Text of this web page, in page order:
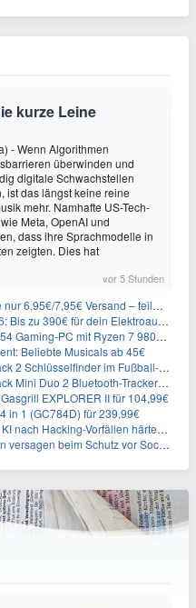
kurze Leine
- Wenn Algorithmen
überwinden und
digitale Schwachstellen
ist das längst keine reine
mehr. Namhafte US-Tech-
Meta, OpenAI und
dass ihre Sprachmodelle in
zeigten. Dies hat
vor 5 Stunden
7,95€ Versand – teilweise selbstkündigend!
für dein Elektroauto mit geld-fuer-eAuto.de
mit Ryzen 7 9800X3D und RTX 5080 für 2.599€
Beliebte Musicals ab 45€
im Fußball-Design für 10,98€
2 Bluetooth-Tracker 4er-Pack für 28,99€
EXPLORER II für 104,99€
in 1 (GC784D) für 239,99€
Hacking-Vorfällen härter überwachen
beim Schutz vor Social Media